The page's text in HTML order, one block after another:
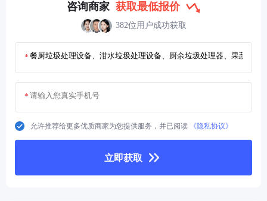
咨询商家 获取最低报价
382位用户成功获取
*
*
允许推荐给更多优质商家为您提供服务，并已阅读 《隐私协议》
立即获取